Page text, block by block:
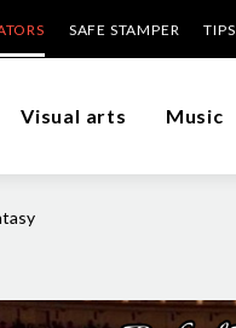
SAFE STAMPER TIPS
Visual arts Music